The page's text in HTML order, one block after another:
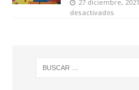
27 diciembre, 2021
desactivados